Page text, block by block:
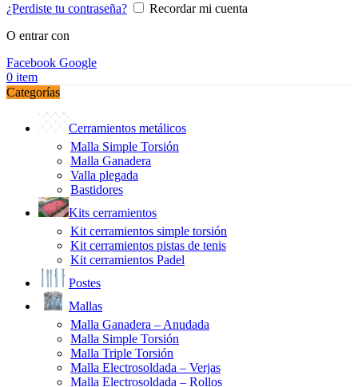
¿Perdiste tu contraseña?
Recordar mi cuenta
O entrar con
Facebook Google
0 item
Categorías
Cerramientos metálicos
Malla Simple Torsión
Malla Ganadera
Valla plegada
Bastidores
Kits cerramientos
Kit cerramientos simple torsión
Kit cerramientos pistas de tenis
Kit cerramientos Padel
Postes
Mallas
Malla Ganadera – Anudada
Malla Simple Torsión
Malla Triple Torsión
Malla Electrosoldada – Verjas
Malla Electrosoldada – Rollos